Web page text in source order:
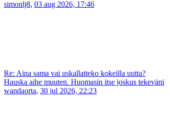
simonlj8, 03 aug 2026, 17:46
Re: Aina sama vai uskallatteko kokeilla uutta?
Hauska aihe muuten. Huomasin itse joskus tekeväni
wandaorta, 30 jul 2026, 22:23